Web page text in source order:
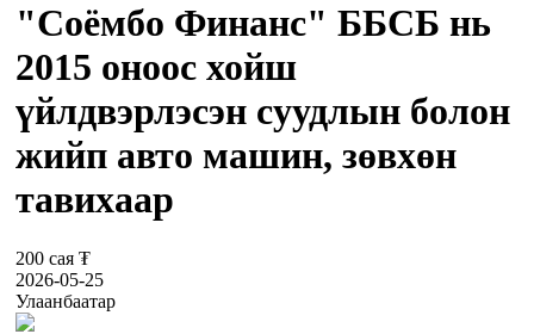
"Соёмбо Финанс" ББСБ нь
2015 оноос хойш
үйлдвэрлэсэн суудлын болон
жийп авто машин, зөвхөн
тавихаар
200 сая ₮
2026-05-25
Улаанбаатар